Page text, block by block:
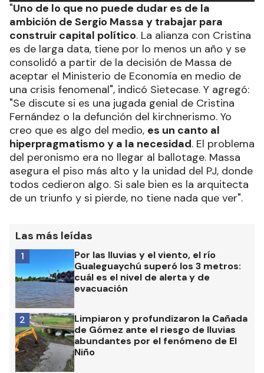
"Uno de lo que no puede dudar es de la
ambición de Sergio Massa y trabajar para
construir capital político. La alianza con Cristina
es de larga data, tiene por lo menos un año y se
consolidó a partir de la decisión de Massa de
aceptar el Ministerio de Economía en medio de
una crisis fenomenal", indicó Sietecase. Y agregó:
"Se discute si es una jugada genial de Cristina
Fernández o la defunción del kirchnerismo. Yo
creo que es algo del medio, es un canto al
hiperpragmatismo y a la necesidad. El problema
del peronismo era no llegar al ballotage. Massa
asegura el piso más alto y la unidad del PJ, donde
todos cedieron algo. Si sale bien es la arquitecta
de un triunfo y si pierde, no tiene nada que ver".
Las más leídas
Por las lluvias y el viento, el río
Gualeguaychú superó los 3 metros:
cuál es el nivel de alerta y de
evacuación
1
Limpiaron y profundizaron la Cañada
de Gómez ante el riesgo de lluvias
abundantes por el fenómeno de El
Niño
2